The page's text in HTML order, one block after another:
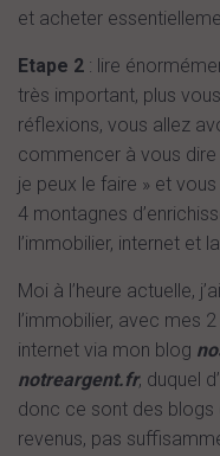
et acheter
Etape 2 : lire
très important, plus
réflexions, vous allez
commencer à vous dire
je peux le faire » et
4 montagnes
l’immobilier, internet et
Moi à l’heure actuelle,
l’immobilier, avec mes
internet via mon blog
notreargent.fr, duquel
donc ce sont des blogs
revenus, pas